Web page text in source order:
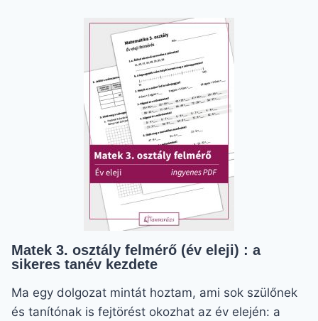
SZÁMKÖRBEN
MAGABIZTOS
GYEREKEKÉRT
Matek 3. osztály felmérő (év eleji) : a
sikeres tanév kezdete
Ma egy dolgozat mintát hoztam, ami sok szülőnek
és tanítónak is fejtörést okozhat az év elején: a